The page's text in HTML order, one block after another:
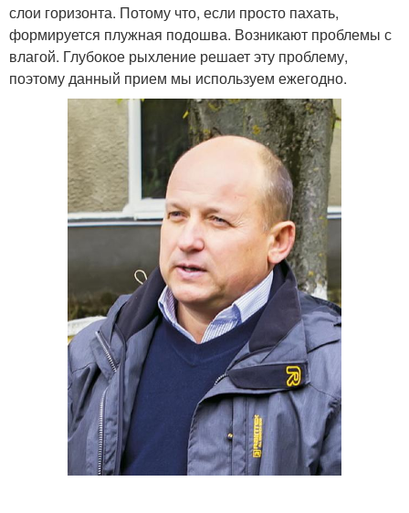
слои горизонта. Потому что, если просто пахать,
формируется плужная подошва. Возникают проблемы с
влагой. Глубокое рыхление решает эту проблему,
поэтому данный прием мы используем ежегодно.